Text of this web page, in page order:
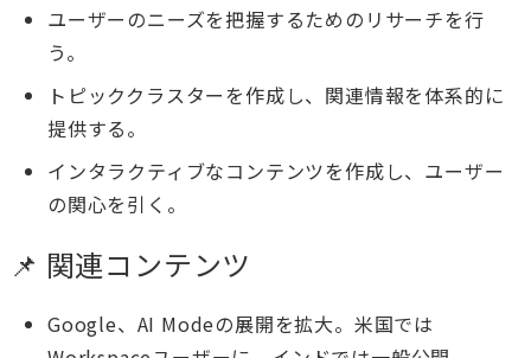
ユーザーのニーズを把握するためのリサーチを行
う。
トピッククラスターを作成し、関連情報を体系的に
提供する。
インタラクティブなコンテンツを作成し、ユーザー
の関心を引く。
📌 関連コンテンツ
Google、AI Modeの展開を拡大。米国では